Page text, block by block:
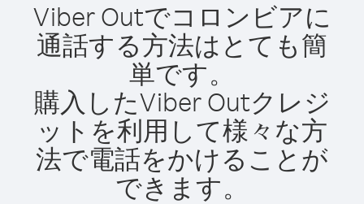
Viber Outでコロンビアに
通話する方法はとても簡
単です。
購入したViber Outクレジ
ットを利用して様々な方
法で電話をかけることが
できます。